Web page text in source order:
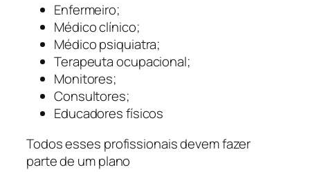
Enfermeiro;
Médico clínico;
Médico psiquiatra;
Terapeuta ocupacional;
Monitores;
Consultores;
Educadores físicos
Todos esses profissionais devem fazer
parte de um plano